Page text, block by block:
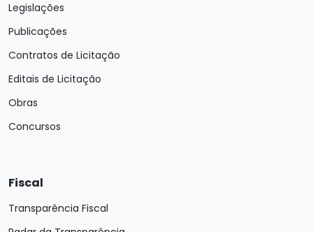
Legislações
Publicações
Contratos de Licitação
Editais de Licitação
Obras
Concursos
Fiscal
Transparência Fiscal